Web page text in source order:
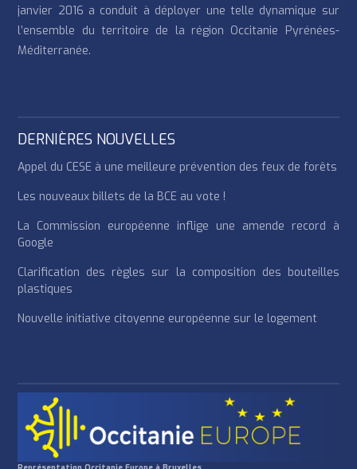
janvier 2016 a conduit à déployer une telle dynamique sur
l’ensemble du territoire de la région Occitanie Pyrénées-
Méditerranée.
DERNIÈRES NOUVELLES
Appel du CESE à une meilleure prévention des feux de forêts
Les nouveaux billets de la BCE au vote !
La Commission européenne inflige une amende record à
Google
Clarification des règles sur la composition des bouteilles
plastiques
Nouvelle initiative citoyenne européenne sur le logement